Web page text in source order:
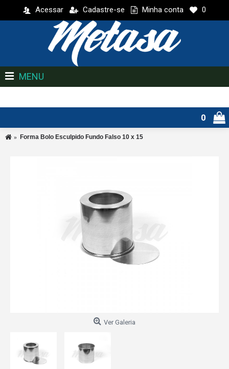
Acessar Cadastre-se Minha conta 0
MENU
0
Forma Bolo Esculpido Fundo Falso 10 x 15
Ver Galeria